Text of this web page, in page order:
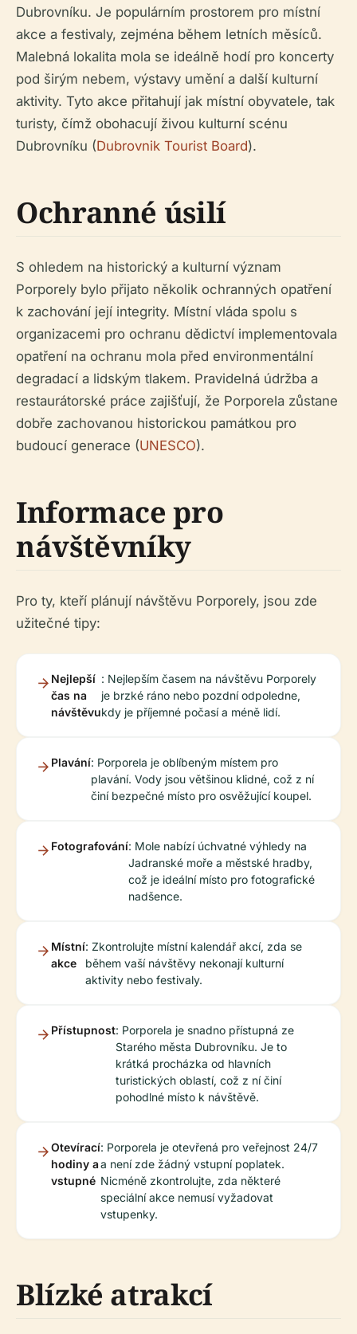
Dubrovníku. Je populárním prostorem pro místní
akce a festivaly, zejména během letních měsíců.
Malebná lokalita mola se ideálně hodí pro koncerty
pod širým nebem, výstavy umění a další kulturní
aktivity. Tyto akce přitahují jak místní obyvatele, tak
turisty, čímž obohacují živou kulturní scénu
Dubrovníku (Dubrovnik Tourist Board).
Ochranné úsilí
S ohledem na historický a kulturní význam
Porporely bylo přijato několik ochranných opatření
k zachování její integrity. Místní vláda spolu s
organizacemi pro ochranu dědictví implementovala
opatření na ochranu mola před environmentální
degradací a lidským tlakem. Pravidelná údržba a
restaurátorské práce zajišťují, že Porporela zůstane
dobře zachovanou historickou památkou pro
budoucí generace (UNESCO).
Informace pro
návštěvníky
Pro ty, kteří plánují návštěvu Porporely, jsou zde
užitečné tipy:
Nejlepší
čas na
návštěvu
: Nejlepším časem na návštěvu Porporely
je brzké ráno nebo pozdní odpoledne,
kdy je příjemné počasí a méně lidí.
Plavání: Porporela je oblíbeným místem pro
plavání. Vody jsou většinou klidné, což z ní
činí bezpečné místo pro osvěžující koupel.
Fotografování: Mole nabízí úchvatné výhledy na
Jadranské moře a městské hradby,
což je ideální místo pro fotografické
nadšence.
Místní
akce
: Zkontrolujte místní kalendář akcí, zda se
během vaší návštěvy nekonají kulturní
aktivity nebo festivaly.
Přístupnost: Porporela je snadno přístupná ze
Starého města Dubrovníku. Je to
krátká procházka od hlavních
turistických oblastí, což z ní činí
pohodlné místo k návštěvě.
Otevírací
hodiny a
vstupné
: Porporela je otevřená pro veřejnost 24/7
a není zde žádný vstupní poplatek.
Nicméně zkontrolujte, zda některé
speciální akce nemusí vyžadovat
vstupenky.
Blízké atrakcí